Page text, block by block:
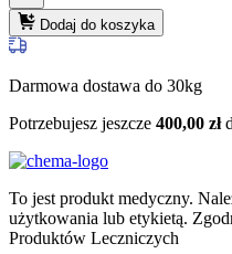
Dodaj do koszyka
Darmowa dostawa do 30kg
Potrzebujesz jeszcze 400,00 zł
To jest produkt medyczny.
użytkowania lub etykietą.
Produktów Leczniczych